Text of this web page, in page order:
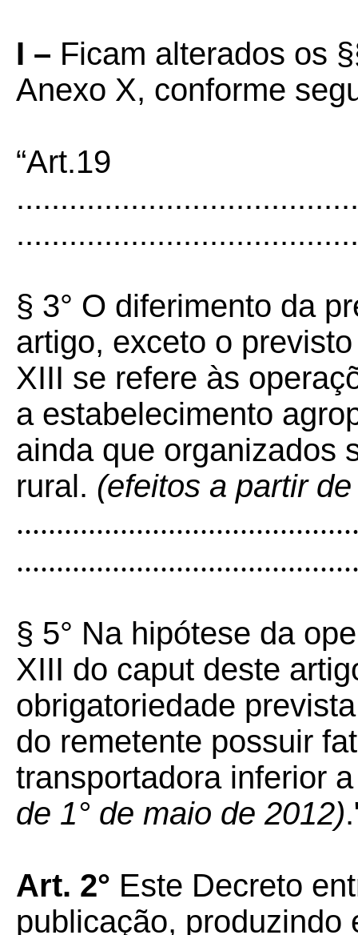
I – Ficam alterados os
Anexo X, conforme
“Art.19
§ 3° O diferimento da
artigo, exceto o
XIII se refere às
a estabelecimento
ainda que organizados
rural. (efeitos a partir
§ 5° Na hipótese da
XIII do caput deste
obrigatoriedade
do remetente possuir
transportadora inferior
de 1° de maio de 2012)
Art. 2° Este Decreto
publicação, produzindo